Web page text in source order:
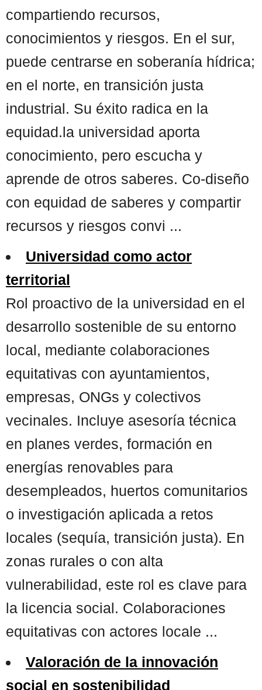
compartiendo recursos,
conocimientos y riesgos. En el sur,
puede centrarse en soberanía hídrica;
en el norte, en transición justa
industrial. Su éxito radica en la
equidad.la universidad aporta
conocimiento, pero escucha y
aprende de otros saberes. Co-diseño
con equidad de saberes y compartir
recursos y riesgos convi ...
Universidad como actor
territorial
Rol proactivo de la universidad en el
desarrollo sostenible de su entorno
local, mediante colaboraciones
equitativas con ayuntamientos,
empresas, ONGs y colectivos
vecinales. Incluye asesoría técnica
en planes verdes, formación en
energías renovables para
desempleados, huertos comunitarios
o investigación aplicada a retos
locales (sequía, transición justa). En
zonas rurales o con alta
vulnerabilidad, este rol es clave para
la licencia social. Colaboraciones
equitativas con actores locale ...
Valoración de la innovación
social en sostenibilidad